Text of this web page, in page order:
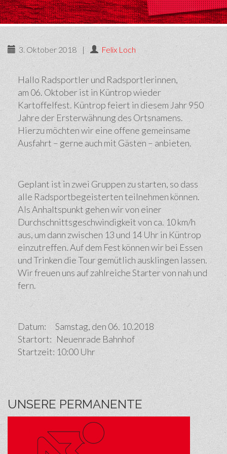
3. Oktober 2018 | Felix Loch
Hallo Radsportler und Radsportlerinnen,
am 06. Oktober ist in Küntrop wieder
Kartoffelfest. Küntrop feiert in diesem Jahr 950
Jahre der Ersterwähnung des Ortsnamens.
Hierzu möchten wir eine offene gemeinsame
Ausfahrt – gerne auch mit Gästen – anbieten.
Geplant ist in zwei Gruppen zu starten, so dass
alle Radsportbegeisterten teilnehmen können.
Als Anhaltspunkt gehen wir von einer
Durchschnittsgeschwindigkeit von ca. 10 km/h
aus, um dann zwischen 13 und 14 Uhr in Küntrop
einzutreffen. Auf dem Fest können wir bei Essen
und Trinken die Tour gemütlich ausklingen lassen.
Wir freuen uns auf zahlreiche Starter von nah und
fern.
Datum: Samstag, den 06. 10.2018
Startort: Neuenrade Bahnhof
Startzeit: 10:00 Uhr
UNSERE PERMANENTE